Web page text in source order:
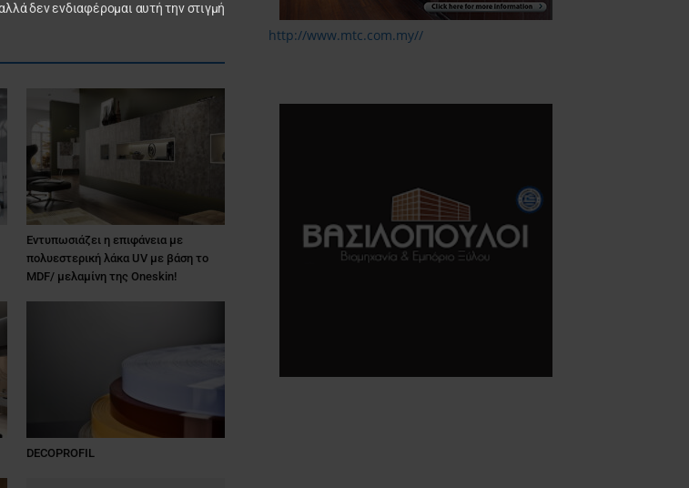
Εντυπωσιάζει η επιφάνεια με
πολυεστερική λάκα UV με βάση το
MDF/ μελαμίνη της Oneskin!
DECOPROFIL
http://www.mtc.com.my//
δεν ενδιαφέρομαι αυτή την στιγμή